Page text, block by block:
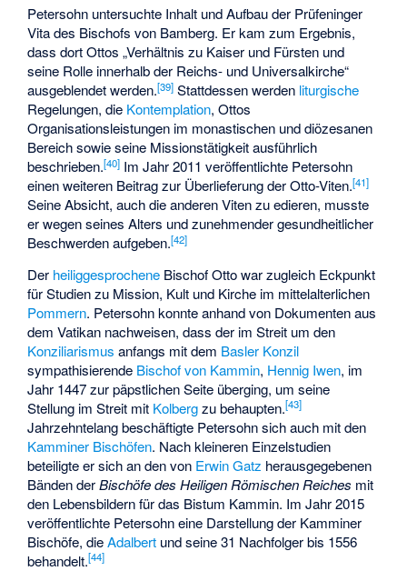
Petersohn untersuchte Inhalt und Aufbau der Prüfeninger
Vita des Bischofs von Bamberg. Er kam zum Ergebnis,
dass dort Ottos „Verhältnis zu Kaiser und Fürsten und
seine Rolle innerhalb der Reichs- und Universalkirche“
ausgeblendet werden.[39] Stattdessen werden liturgische
Regelungen, die Kontemplation, Ottos
Organisationsleistungen im monastischen und diözesanen
Bereich sowie seine Missionstätigkeit ausführlich
beschrieben.[40] Im Jahr 2011 veröffentlichte Petersohn
einen weiteren Beitrag zur Überlieferung der Otto-Viten.[41]
Seine Absicht, auch die anderen Viten zu edieren, musste
er wegen seines Alters und zunehmender gesundheitlicher
Beschwerden aufgeben.[42]
Der heiliggesprochene Bischof Otto war zugleich Eckpunkt
für Studien zu Mission, Kult und Kirche im mittelalterlichen
Pommern. Petersohn konnte anhand von Dokumenten aus
dem Vatikan nachweisen, dass der im Streit um den
Konziliarismus anfangs mit dem Basler Konzil
sympathisierende Bischof von Kammin, Hennig Iwen, im
Jahr 1447 zur päpstlichen Seite überging, um seine
Stellung im Streit mit Kolbergzu behaupten.[43]
Jahrzehntelang beschäftigte Petersohn sich auch mit den
Kamminer Bischöfen. Nach kleineren Einzelstudien
beteiligte er sich an den von Erwin Gatz herausgegebenen
Bänden derBischöfe des Heiligen Römischen Reiches mit
den Lebensbildern für das Bistum Kammin. Im Jahr 2015
veröffentlichte Petersohn eine Darstellung der Kamminer
Bischöfe, dieAdalbert und seine 31 Nachfolger bis 1556
behandelt.[44]